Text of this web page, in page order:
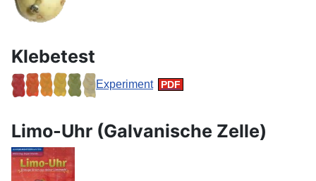
Klebetest
Experiment
Limo-Uhr (Galvanische Zelle)